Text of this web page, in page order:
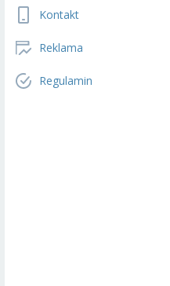
Kontakt
Reklama
Regulamin